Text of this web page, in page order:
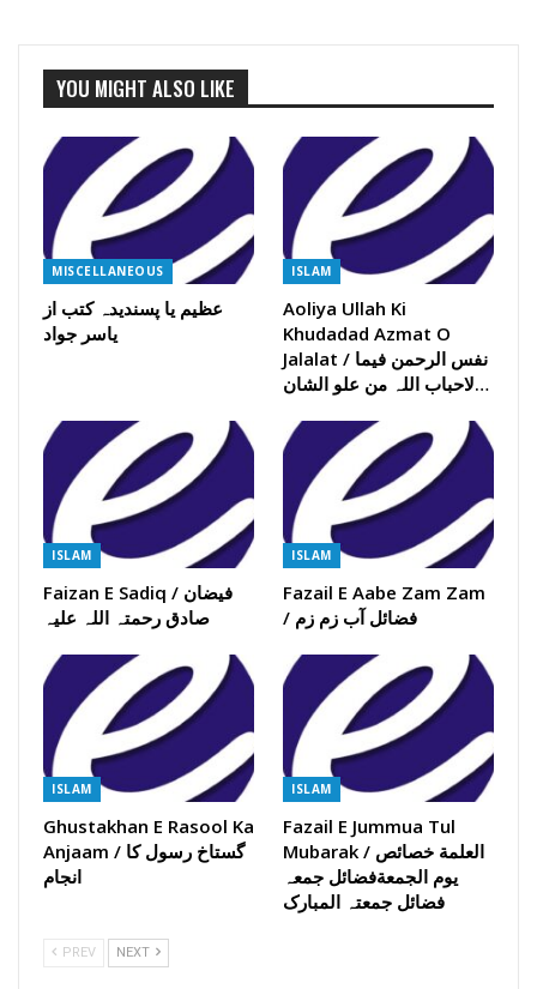
YOU MIGHT ALSO LIKE
MISCELLANEOUS
عظیم یا پسندیدہ کتب از
یاسر جواد
ISLAM
Aoliya Ullah Ki
Khudadad Azmat O
Jalalat / نفس الرحمن فیما
لاحباب اللہ من علو الشان…
ISLAM
Faizan E Sadiq / فیضان
صادق رحمتہ اللہ علیہ
ISLAM
Fazail E Aabe Zam Zam
/ فضائل آب زم زم
ISLAM
Ghustakhan E Rasool Ka
Anjaam / گستاخ رسول کا
انجام
ISLAM
Fazail E Jummua Tul
Mubarak / العلمة خصائص
یوم الجمعةفضائل جمعہ
فضائل جمعتہ المبارک
PREV NEXT